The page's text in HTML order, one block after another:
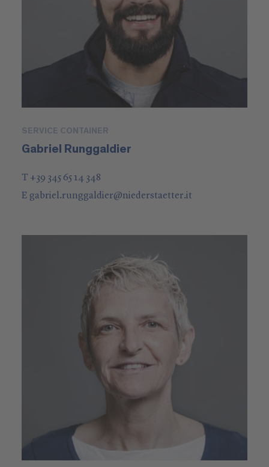
SERVICE CONTAINER
Gabriel Runggaldier
T +39 345 65 14 348
E gabriel.runggaldier@niederstaetter.it